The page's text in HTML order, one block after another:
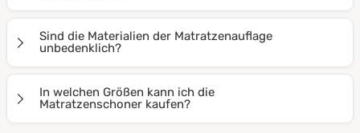
Oberfläche Ihrer Matratze. Sie werden auf die Matratze
gelegt und mithilfe von vier Eckgummis kinderleicht
befestigt. Dadurch gelangen keine Krümel oder
Flüssigkeiten auf Ihre Schlafunterlage und sie verliert
Sind die Materialien der Matratzenauflage
unbedenklich?
verwendeten Materialen sind frei von Schadstoffen
und Öko-Tex zertifiziert. Es werden keinerlei chemische
In welchen Größen kann ich die
Matratzenschoner kaufen?